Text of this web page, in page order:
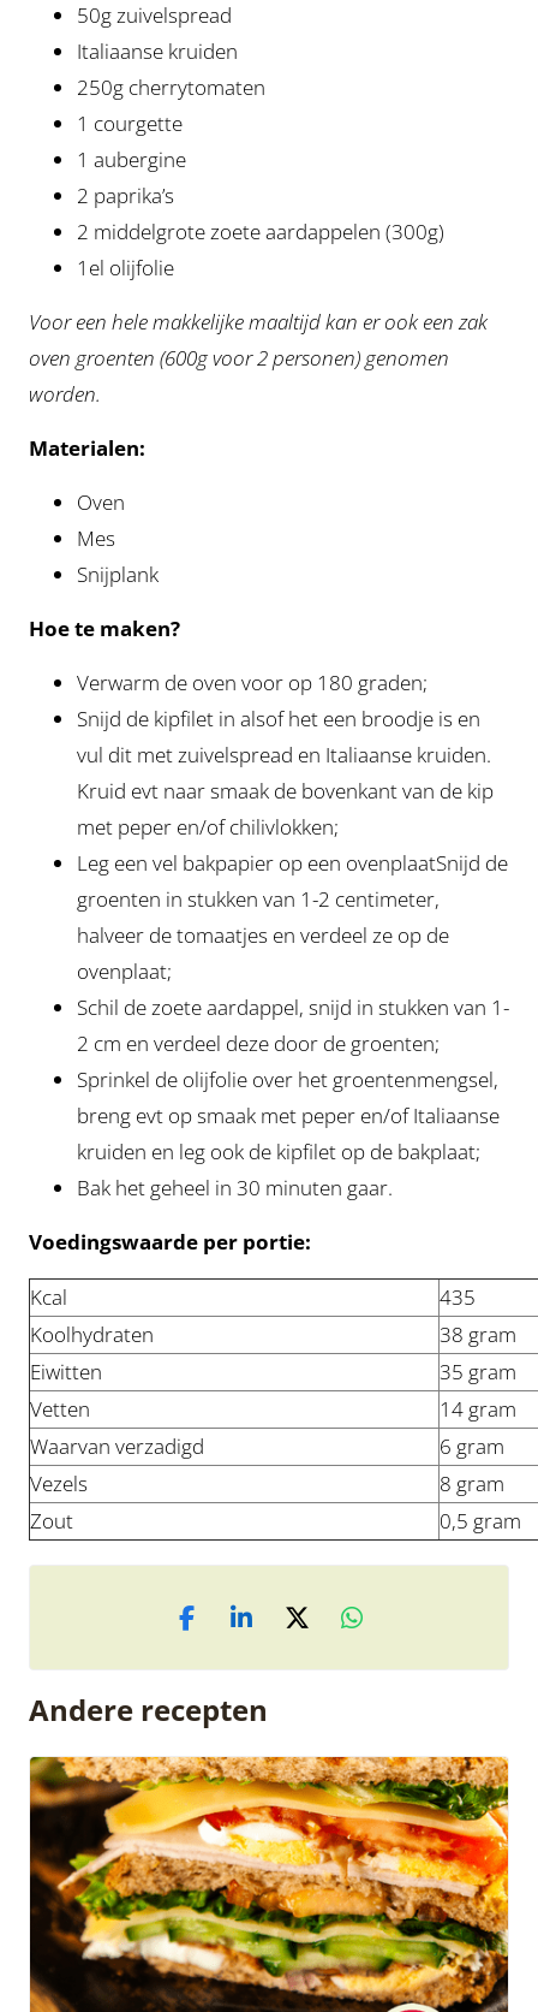
50g zuivelspread
Italiaanse kruiden
250g cherrytomaten
1 courgette
1 aubergine
2 paprika’s
2 middelgrote zoete aardappelen (300g)
1el olijfolie
Voor een hele makkelijke maaltijd kan er ook een zak
oven groenten (600g voor 2 personen) genomen
worden.
Materialen:
Oven
Mes
Snijplank
Hoe te maken?
Verwarm de oven voor op 180 graden;
Snijd de kipfilet in alsof het een broodje is en
vul dit met zuivelspread en Italiaanse kruiden.
Kruid evt naar smaak de bovenkant van de kip
met peper en/of chilivlokken;
Leg een vel bakpapier op een ovenplaatSnijd de
groenten in stukken van 1-2 centimeter,
halveer de tomaatjes en verdeel ze op de
ovenplaat;
Schil de zoete aardappel, snijd in stukken van 1-
2 cm en verdeel deze door de groenten;
Sprinkel de olijfolie over het groentenmengsel,
breng evt op smaak met peper en/of Italiaanse
kruiden en leg ook de kipfilet op de bakplaat;
Bak het geheel in 30 minuten gaar.
Voedingswaarde per portie:
Kcal
435
Koolhydraten
38 gram
Eiwitten
35 gram
Vetten
14 gram
Waarvan verzadigd
6 gram
Vezels
8 gram
Zout
0,5 gram
Andere recepten